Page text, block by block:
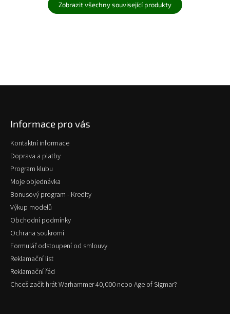
Zobrazit všechny související produkty
Informace pro vás
Kontaktní informace
Doprava a platby
Program klubu
Moje objednávka
Bonusový program - Kredity
Výkup modelů
Obchodní podmínky
Ochrana soukromí
Formulář odstoupení od smlouvy
Reklamační list
Reklamační řád
Chceš začít hrát Warhammer 40,000 nebo Age of Sigmar?